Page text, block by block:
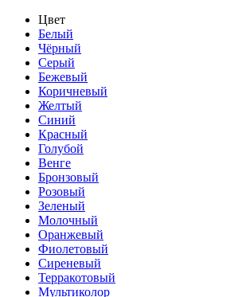
Цвет
Белый
Чёрный
Серый
Бежевый
Коричневый
Желтый
Синий
Красный
Голубой
Венге
Бронзовый
Розовый
Зеленый
Молочный
Оранжевый
Фиолетовый
Сиреневый
Терракотовый
Мультиколор